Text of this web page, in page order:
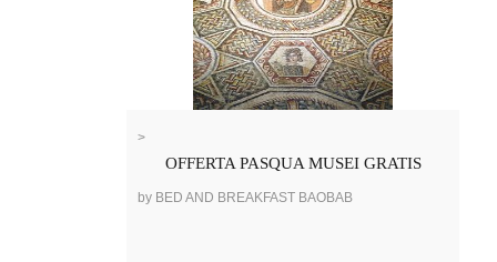
>
OFFERTA PASQUA MUSEI GRATIS
by BED AND BREAKFAST BAOBAB